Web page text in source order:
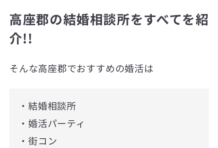
高座郡の結婚相談所をすべてを紹
介!!
そんな高座郡でおすすめの婚活は
・結婚相談所
・婚活パーティ
・街コン